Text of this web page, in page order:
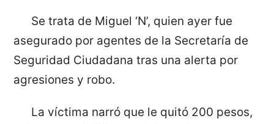
Se trata de Miguel ‘N’, quien ayer fue
asegurado por agentes de la Secretaría de
Seguridad Ciudadana tras una alerta por
agresiones y robo.
La víctima narró que le quitó 200 pesos,